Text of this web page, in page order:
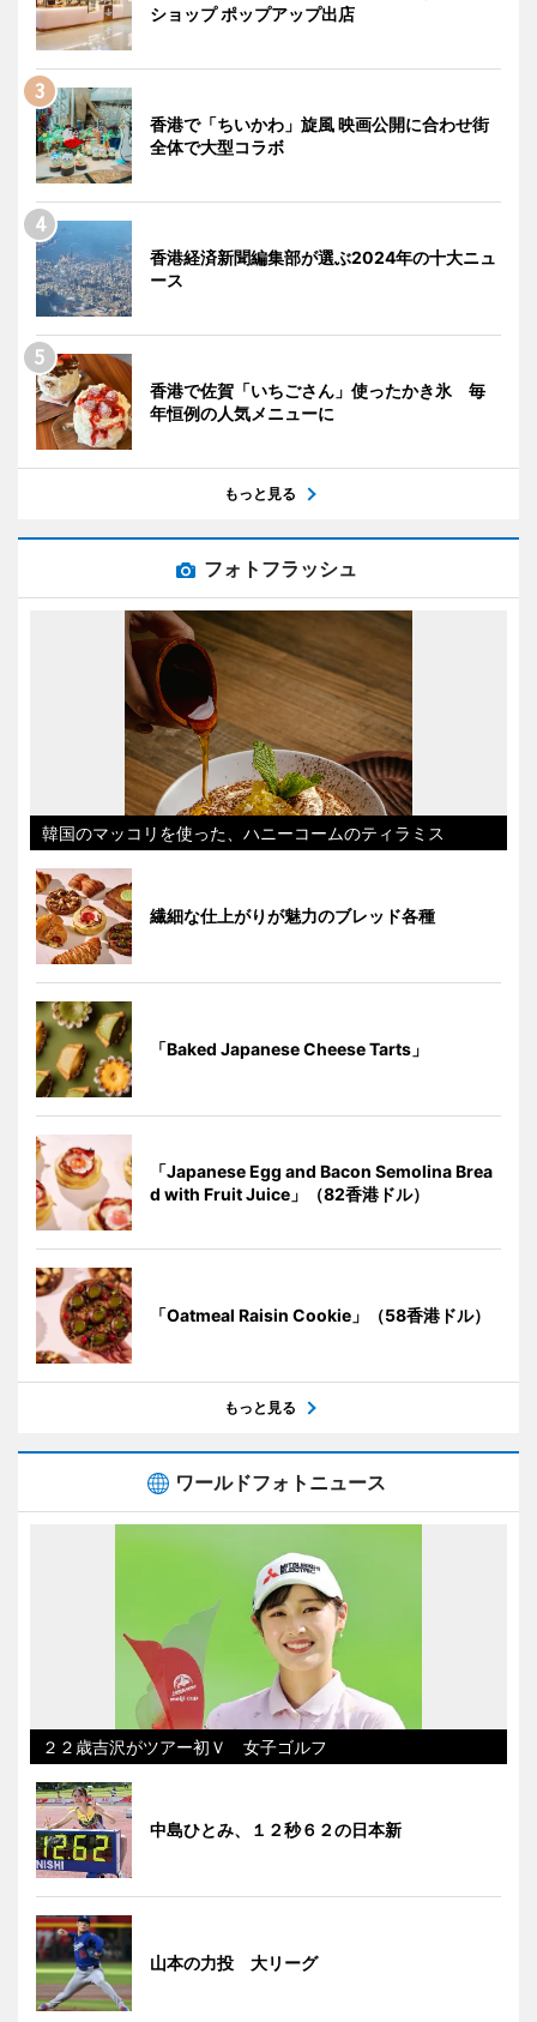
ショップ ポップアップ出店
香港で「ちいかわ」旋風 映画公開に合わせ街
全体で大型コラボ
香港経済新聞編集部が選ぶ2024年の十大ニュ
ース
香港で佐賀「いちごさん」使ったかき氷 毎
年恒例の人気メニューに
もっと見る
フォトフラッシュ
韓国のマッコリを使った、ハニーコームのティラミス
繊細な仕上がりが魅力のブレッド各種
「Baked Japanese Cheese Tarts」
「Japanese Egg and Bacon Semolina Brea
d with Fruit Juice」（82香港ドル）
「Oatmeal Raisin Cookie」（58香港ドル）
もっと見る
ワールドフォトニュース
２２歳吉沢がツアー初Ｖ 女子ゴルフ
中島ひとみ、１２秒６２の日本新
山本の力投 大リーグ